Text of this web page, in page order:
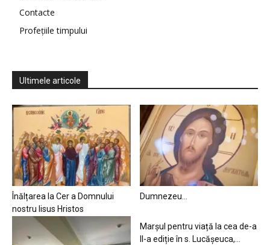
Contacte
Profețiile timpului
Ultimele articole
Înălțarea la Cer a Domnului
nostru Iisus Hristos
Dumnezeu…
Marșul pentru viață la cea de-a
II-a ediție în s. Lucășeuca,...